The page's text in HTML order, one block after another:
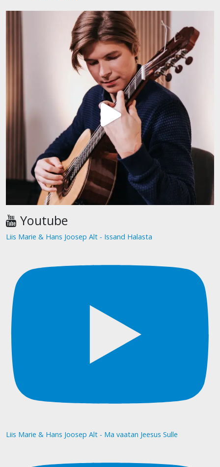
Youtube
Liis Marie & Hans Joosep Alt - Issand Halasta
Liis Marie & Hans Joosep Alt - Ma vaatan Jeesus Sulle